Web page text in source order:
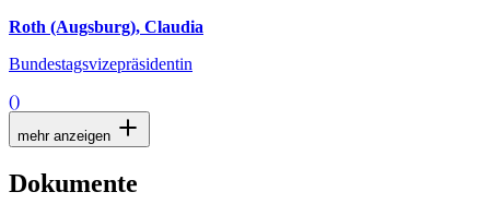
Roth (Augsburg), Claudia
Bundestagsvizepräsidentin
()
mehr anzeigen
Dokumente